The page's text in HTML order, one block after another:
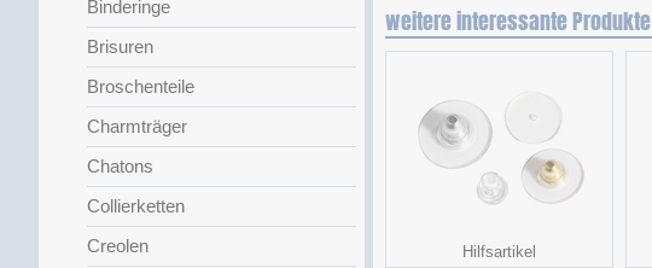
Binderinge
Brisuren
Broschenteile
Charmträger
Chatons
Collierketten
Creolen
weitere interessante Produkte
Hilfsartikel